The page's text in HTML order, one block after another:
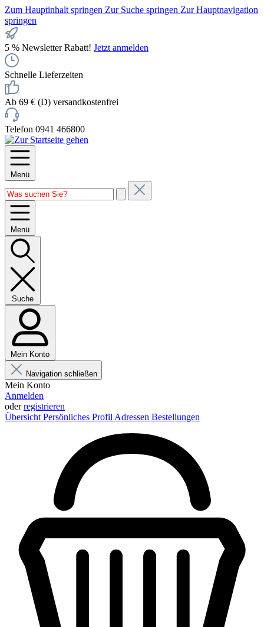
Zum Hauptinhalt springen Zur Suche springen Zur Hauptnavigation
springen
5 % Newsletter Rabatt! Jetzt anmelden
Schnelle Lieferzeiten
Ab 69 € (D) versandkostenfrei
Telefon 0941 466800
Menü
Menü
Suche
Mein Konto
Navigation schließen
Mein Konto
Anmelden
oderregistrieren
Übersicht Persönliches Profil Adressen Bestellungen